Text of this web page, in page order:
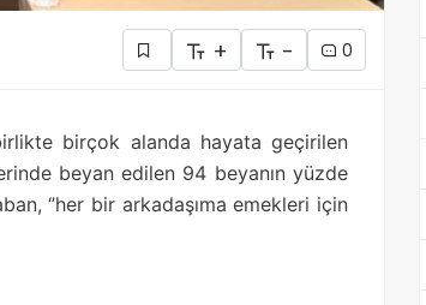
+ - 0
birçok alanda hayata geçirilen
beyan edilen 94 beyanın yüzde
‘’her bir arkadaşıma emekleri için